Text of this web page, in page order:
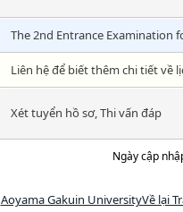
The 2nd Entrance Examination
Liên hệ để biết thêm chi tiết về
Xét tuyển hồ sơ, Thi vấn đáp
Ngày cập
Aoyama Gakuin UniversityVề lại